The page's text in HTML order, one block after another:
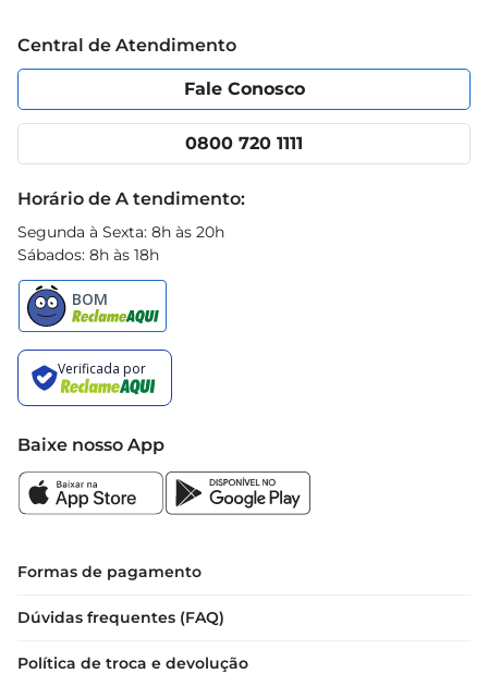
Política de Privacidade
Portal do fornecedor
Cencosud Media
Código de Ética
App Prezunic
Central de Atendimento
Fale Conosco
0800 720 1111
Horário de A tendimento:
Segunda à Sexta: 8h às 20h
Sábados: 8h às 18h
Baixe nosso App
Formas de pagamento
Dúvidas frequentes (FAQ)
Política de troca e devolução